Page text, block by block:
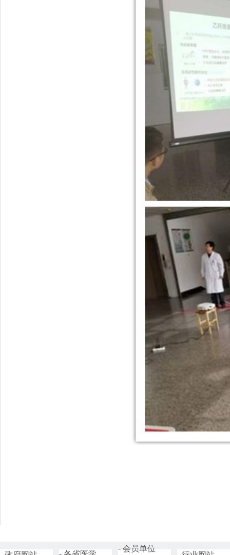
- 会员单位